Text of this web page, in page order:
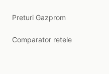
Preturi Gazprom
Comparator retele